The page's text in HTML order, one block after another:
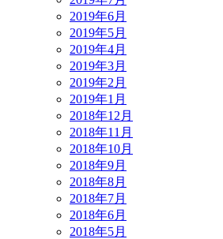
2019年6月
2019年5月
2019年4月
2019年3月
2019年2月
2019年1月
2018年12月
2018年11月
2018年10月
2018年9月
2018年8月
2018年7月
2018年6月
2018年5月